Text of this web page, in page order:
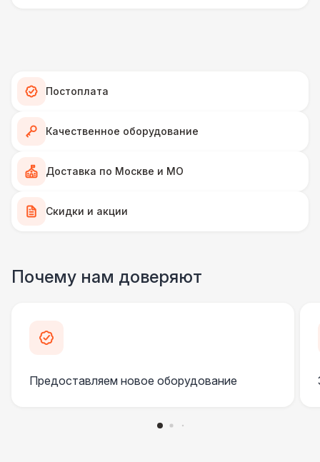
Шатер быстровозводимый
Прилавок
Палатка 2,5 х 2,5 м
Шатер Пагода
БАРЬЕР БЕЗОПАСНОСТИ
Постоплата
Качественное оборудование
Доставка по Москве и МО
Скидки и акции
Почему нам доверяют
Предоставляем новое оборудование